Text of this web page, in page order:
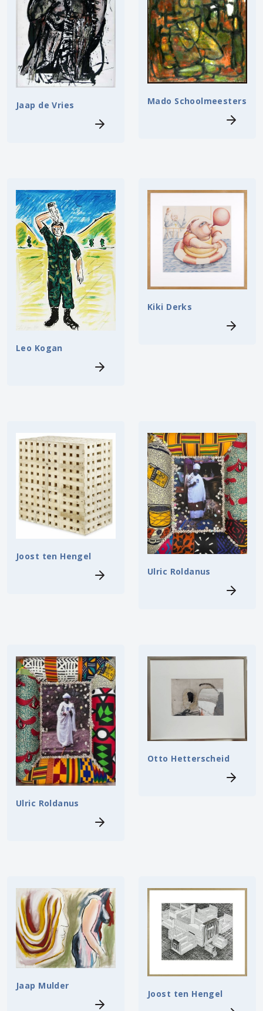
Jaap de Vries Mado Schoolmeesters
Leo Kogan
Kiki Derks
Joost ten Hengel
Ulric Roldanus
Ulric Roldanus
Otto Hetterscheid
Jaap Mulder
Joost ten Hengel